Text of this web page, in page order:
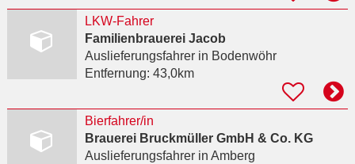
LKW-Fahrer
Familienbrauerei Jacob
Auslieferungsfahrerin Bodenwöhr
Entfernung: 43,0km
Bierfahrer/in
Brauerei Bruckmüller GmbH & Co. KG
Auslieferungsfahrerin Amberg